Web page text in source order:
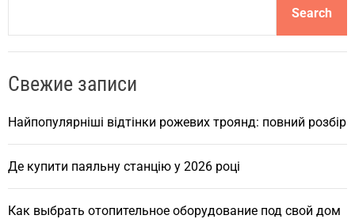
a
c
Search
Свежие записи
Найпопулярніші відтінки рожевих троянд: повний розбір
Де купити паяльну станцію у 2026 році
Как выбрать отопительное оборудование под свой дом